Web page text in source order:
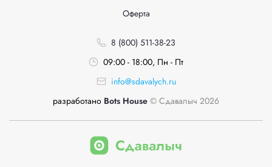
Оферта
8 (800) 511-38-23
09:00 - 18:00, Пн - Пт
info@sdavalych.ru
разработано Bots House © Сдавалыч 2026